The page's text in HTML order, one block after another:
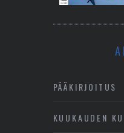
PÄÄKIRJOITUS
KUUKAUDEN